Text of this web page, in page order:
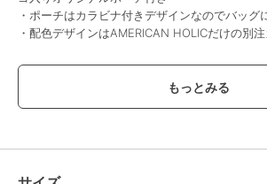
・ポーチはカラビナ付きデザインなのでバッグ
・配色デザインはAMERICAN HOLICだけの別
軽量・コンパクト
・薄さ約2.5cm
・遮熱効果※2、遮光率100％※3、UVカット率